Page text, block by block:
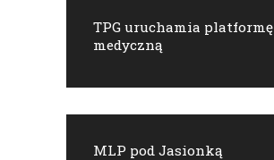
TPG uruchamia platformę
medyczną
MLP pod Jasionką